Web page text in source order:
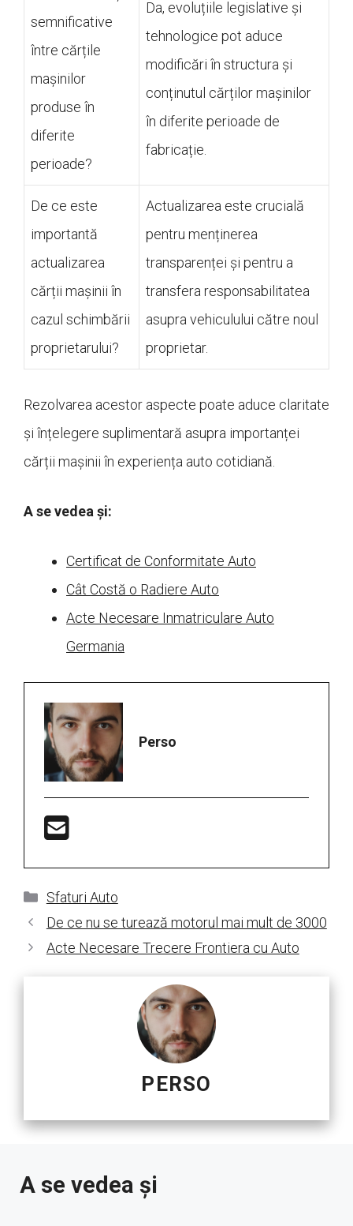
semnificative
între cărțile
mașinilor
produse în
diferite
perioade?
Da, evoluțiile legislative și
tehnologice pot aduce
modificări în structura și
conținutul cărților mașinilor
în diferite perioade de
fabricație.
De ce este
importantă
actualizarea
cărții mașinii în
cazul schimbării
proprietarului?
Actualizarea este crucială
pentru menținerea
transparenței și pentru a
transfera responsabilitatea
asupra vehiculului către noul
proprietar.
Rezolvarea acestor aspecte poate aduce claritate
și înțelegere suplimentară asupra importanței
cărții mașinii în experiența auto cotidiană.
A se vedea și:
Certificat de Conformitate Auto
Cât Costă o Radiere Auto
Acte Necesare Inmatriculare Auto
Germania
Perso
Categorii
Sfaturi Auto
De ce nu se turează motorul mai mult de 3000
Acte Necesare Trecere Frontiera cu Auto
PERSO
A se vedea și